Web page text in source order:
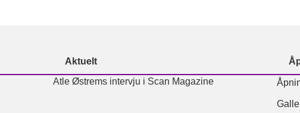
Aktuelt
Atle Østrems intervju i Scan Magazine